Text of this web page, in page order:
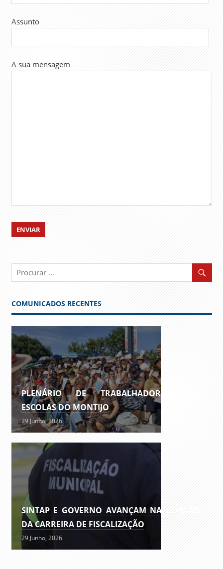
Assunto
A sua mensagem
COMUNICADOS RECENTES
PLENÁRIO DE TRABALHADORES DAS
ESCOLAS DO MONTIJO
29 Junho, 2026
SINTAP E GOVERNO AVANÇAM NA REVISÃO
DA CARREIRA DE FISCALIZAÇÃO
29 Junho, 2026